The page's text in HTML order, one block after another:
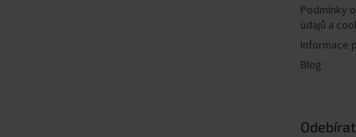
Podmínky
údajů a
Informace
Blog